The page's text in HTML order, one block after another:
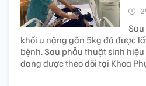
khối u nặng gần 5kg đã được
bệnh. Sau phẫu thuật sinh
đang được theo dõi tại Khoa